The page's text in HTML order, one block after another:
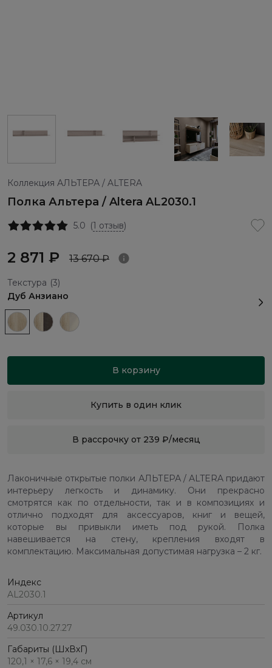
Коллекция АЛЬТЕРА / ALTERA
Полка Альтера / Altera AL2030.1
5.0 (1 отзыв)
2 871 ₽ 13 670 ₽
Текстура (3)
Дуб Анзиано
В корзину
Купить в один клик
В рассрочку от 239 ₽/месяц
Лаконичные открытые полки АЛЬТЕРА / ALTERA придают
интерьеру легкость и динамику. Они прекрасно
смотрятся как по отдельности, так и в композициях и
отлично подходят для аксессуаров, книг и вещей,
которые вы привыкли иметь под рукой. Полка
навешивается на стену, крепления входят в
комплектацию. Максимальная допустимая нагрузка – 2 кг.
Индекс
AL2030.1
Артикул
49.030.10.27.27
Габариты (ШхВхГ)
120,1 × 17,6 × 19,4 см